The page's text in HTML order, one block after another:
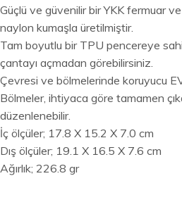
Güçlü ve güvenilir bir YKK fermuar
naylon kumaşla üretilmiştir.
Tam boyutlu bir TPU pencereye
çantayı açmadan görebilirsiniz.
Çevresi ve bölmelerinde koruyucu
Bölmeler, ihtiyaca göre tamamen
düzenlenebilir.
İç ölçüler; 17.8 X 15.2 X 7.0 cm
Dış ölçüler; 19.1 X 16.5 X 7.6 cm
Ağırlık; 226.8 gr